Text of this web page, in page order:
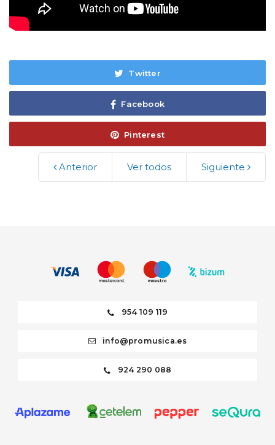
Twitter
Facebook
Pinterest
Anterior Ver todos Siguiente
954 109 119
info@promusica.es
924 290 088